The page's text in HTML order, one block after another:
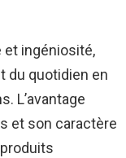
et ingéniosité,
du quotidien en
L’avantage
et son caractère